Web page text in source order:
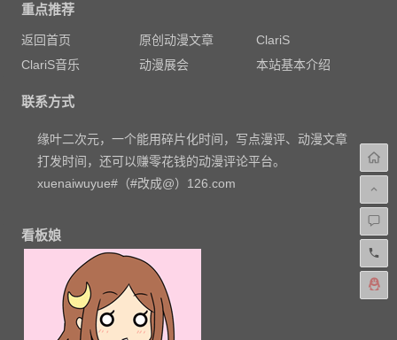
重点推荐
返回首页 原创动漫文章
ClariS
ClariS音乐
动漫展会 本站基本介绍
联系方式
缘叶二次元，一个能用碎片化时间，写点漫评、动漫文章
打发时间，还可以赚零花钱的动漫评论平台。
xuenaiwuyue#（#改成@）126.com
看板娘